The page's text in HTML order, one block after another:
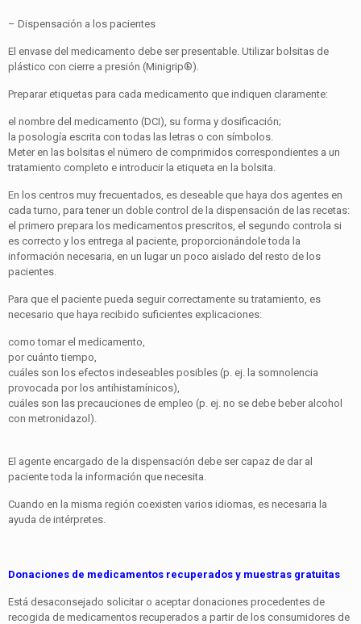
– Dispensación a los pacientes
El envase del medicamento debe ser presentable. Utilizar bolsitas de
plástico con cierre a presión (Minigrip®).
Preparar etiquetas para cada medicamento que indiquen claramente:
el nombre del medicamento (DCI), su forma y dosificación;
la posología escrita con todas las letras o con símbolos.
Meter en las bolsitas el número de comprimidos correspondientes a un
tratamiento completo e introducir la etiqueta en la bolsita.
En los centros muy frecuentados, es deseable que haya dos agentes en
cada turno, para tener un doble control de la dispensación de las recetas:
el primero prepara los medicamentos prescritos, el segundo controla si
es correcto y los entrega al paciente, proporcionándole toda la
información necesaria, en un lugar un poco aislado del resto de los
pacientes.
Para que el paciente pueda seguir correctamente su tratamiento, es
necesario que haya recibido suficientes explicaciones:
como tomar el medicamento,
por cuánto tiempo,
cuáles son los efectos indeseables posibles (p. ej. la somnolencia
provocada por los antihistamínicos),
cuáles son las precauciones de empleo (p. ej. no se debe beber alcohol
con metronidazol).
El agente encargado de la dispensación debe ser capaz de dar al
paciente toda la información que necesita.
Cuando en la misma región coexisten varios idiomas, es necesaria la
ayuda de intérpretes.
Donaciones de medicamentos recuperados y muestras gratuitas
Está desaconsejado solicitar o aceptar donaciones procedentes de
recogida de medicamentos recuperados a partir de los consumidores de